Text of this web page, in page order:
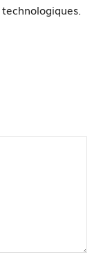
technologiques.